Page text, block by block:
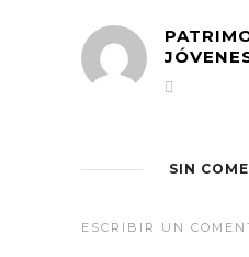
SIN
ESCRIBIR UN